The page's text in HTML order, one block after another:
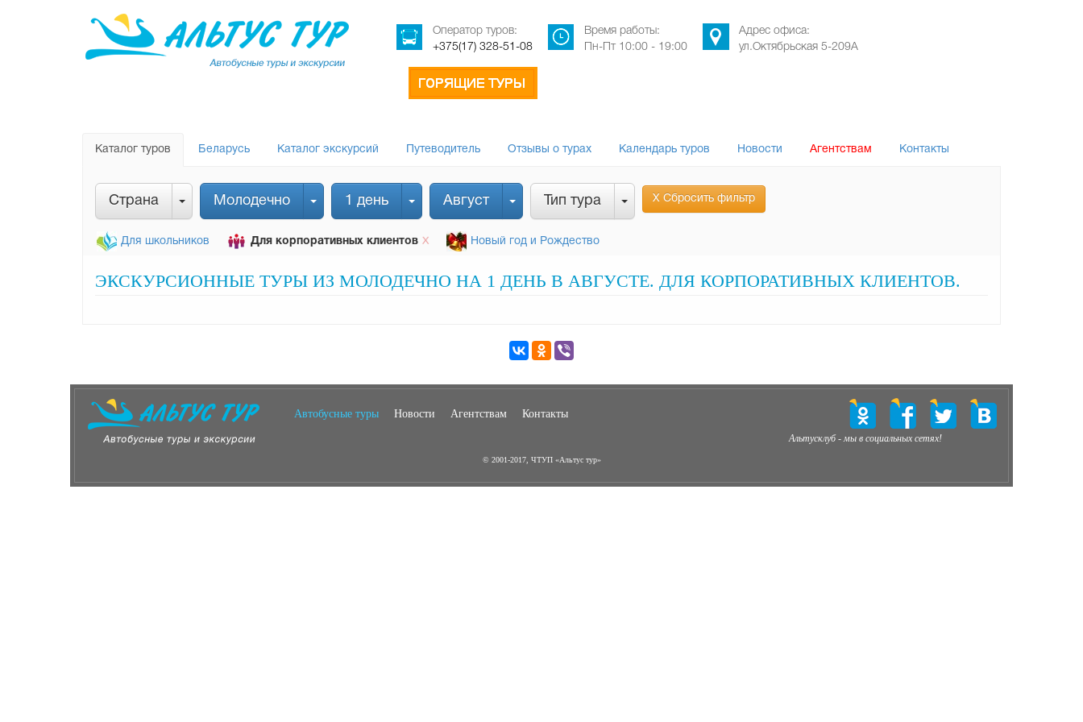
Оператор туров:
+375(17) 328-51-08
Время работы:
Пн-Пт 10:00 - 19:00
Адрес офиса:
ул.Октябрьская 5-209А
Каталог туров Беларусь Каталог экскурсий Путеводитель Отзывы о турах Календарь туров Новости Агентствам Контакты
Страна Молодечно 1 день Август Тип тура Х Сбросить фильтр
Для школьников Для корпоративных клиентов Х Новый год и Рождество
ЭКСКУРСИОННЫЕ ТУРЫ ИЗ МОЛОДЕЧНО НА 1 ДЕНЬ В АВГУСТЕ. ДЛЯ КОРПОРАТИВНЫХ КЛИЕНТОВ.
Автобусные туры Новости Агентствам Контакты
Альтусклуб - мы в социальных сетях!
© 2001-2017, ЧТУП «Альтус тур»